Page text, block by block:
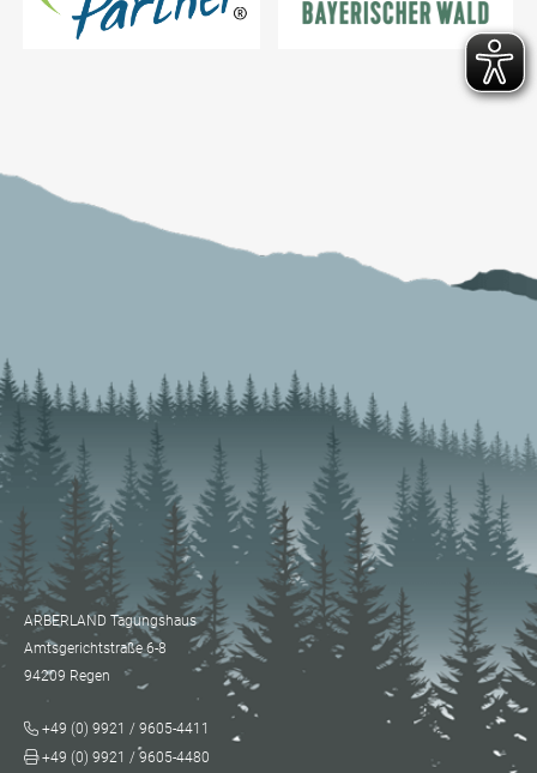
ARBERLAND Tagungshaus
Amtsgerichtstraße 6-8
94209 Regen
+49 (0) 9921 / 9605-4411
+49 (0) 9921 / 9605-4480